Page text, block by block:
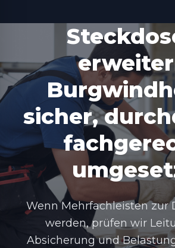
sicher,
Wenn Mehrfachleisten zur
werden, prüfen wir
Absicherung und